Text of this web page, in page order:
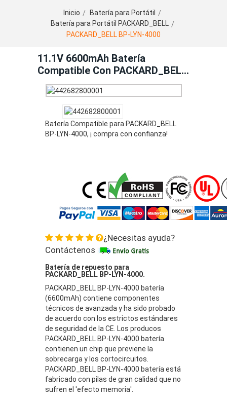
Inicio
Batería para Portátil
Batería para Portátil PACKARD_BELL
PACKARD_BELL BP-LYN-4000
11.1V 6600mAh Batería
Compatible Con PACKARD_BELL
BP-LYN-4000
Batería Compatible para PACKARD_BELL
BP-LYN-4000, ¡ compra con confianza!
¿Necesitas ayuda?
Contáctenos
Batería de repuesto para
PACKARD_BELL BP-LYN-4000.
PACKARD_BELL BP-LYN-4000 batería
(6600mAh) contiene componentes
técnicos de avanzada y ha sido probado
de acuerdo con los estrictos estándares
de seguridad de la CE. Los producos
PACKARD_BELL BP-LYN-4000 batería
contienen un chip que previene la
sobrecarga y los cortocircuitos.
PACKARD_BELL BP-LYN-4000 batería está
fabricado con pilas de gran calidad que no
sufren el 'efecto memoria'.